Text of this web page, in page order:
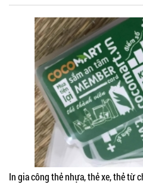
In gia công thẻ nhựa, thẻ xe, thẻ từ